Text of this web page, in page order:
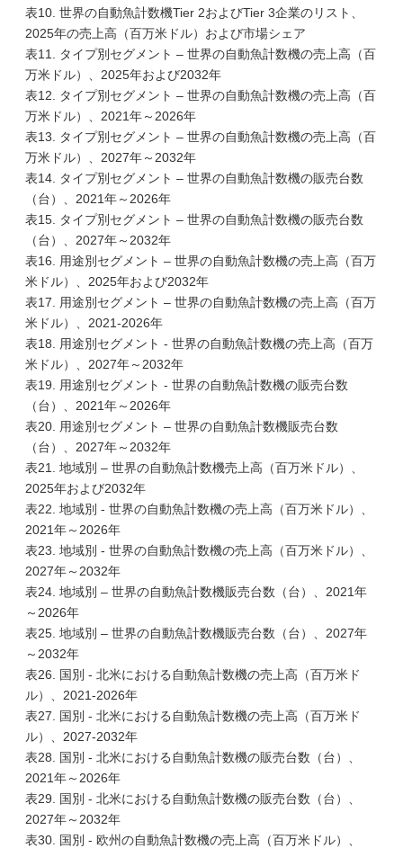
表10. 世界の自動魚計数機Tier 2およびTier 3企業のリスト、
2025年の売上高（百万米ドル）および市場シェア
表11. タイプ別セグメント – 世界の自動魚計数機の売上高（百
万米ドル）、2025年および2032年
表12. タイプ別セグメント – 世界の自動魚計数機の売上高（百
万米ドル）、2021年～2026年
表13. タイプ別セグメント – 世界の自動魚計数機の売上高（百
万米ドル）、2027年～2032年
表14. タイプ別セグメント – 世界の自動魚計数機の販売台数
（台）、2021年～2026年
表15. タイプ別セグメント – 世界の自動魚計数機の販売台数
（台）、2027年～2032年
表16. 用途別セグメント – 世界の自動魚計数機の売上高（百万
米ドル）、2025年および2032年
表17. 用途別セグメント – 世界の自動魚計数機の売上高（百万
米ドル）、2021-2026年
表18. 用途別セグメント - 世界の自動魚計数機の売上高（百万
米ドル）、2027年～2032年
表19. 用途別セグメント - 世界の自動魚計数機の販売台数
（台）、2021年～2026年
表20. 用途別セグメント – 世界の自動魚計数機販売台数
（台）、2027年～2032年
表21. 地域別 – 世界の自動魚計数機売上高（百万米ドル）、
2025年および2032年
表22. 地域別 - 世界の自動魚計数機の売上高（百万米ドル）、
2021年～2026年
表23. 地域別 - 世界の自動魚計数機の売上高（百万米ドル）、
2027年～2032年
表24. 地域別 – 世界の自動魚計数機販売台数（台）、2021年
～2026年
表25. 地域別 – 世界の自動魚計数機販売台数（台）、2027年
～2032年
表26. 国別 - 北米における自動魚計数機の売上高（百万米ド
ル）、2021-2026年
表27. 国別 - 北米における自動魚計数機の売上高（百万米ド
ル）、2027-2032年
表28. 国別 - 北米における自動魚計数機の販売台数（台）、
2021年～2026年
表29. 国別 - 北米における自動魚計数機の販売台数（台）、
2027年～2032年
表30. 国別 - 欧州の自動魚計数機の売上高（百万米ドル）、